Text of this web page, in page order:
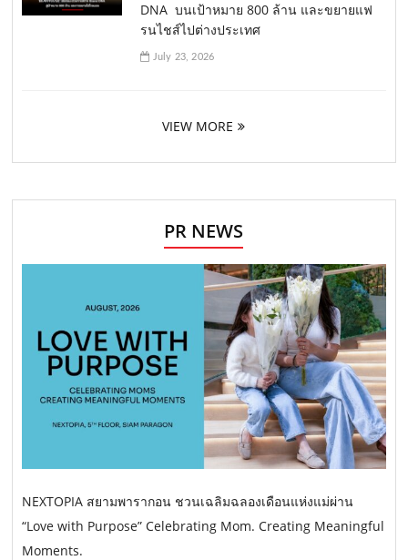
DNA บนเป้าหมาย 800 ล้าน และขยายแฟ
รนไชส์ไปต่างประเทศ
July 23, 2026
VIEW MORE
PR NEWS
NEXTOPIA สยามพารากอน ชวนเฉลิมฉลองเดือนแห่งแม่ผ่าน
“Love with Purpose” Celebrating Mom. Creating Meaningful
Moments.